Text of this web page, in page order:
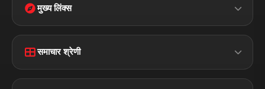
मुख्य लिंक्स
Disclaimer
Terms &
समाचार श्रेणी